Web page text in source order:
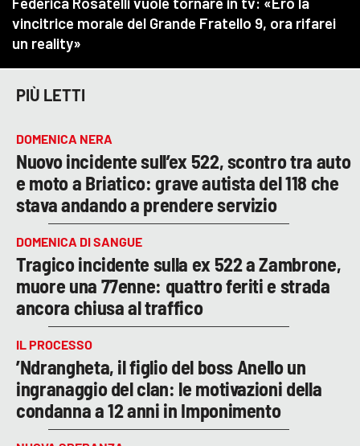
PIÙ LETTI
DOMENICA NERA
Nuovo incidente sull’ex 522, scontro tra auto
e moto a Briatico: grave autista del 118 che
stava andando a prendere servizio
DOMENICA DI SANGUE
Tragico incidente sulla ex 522 a Zambrone,
muore una 77enne: quattro feriti e strada
ancora chiusa al traffico
IL PROCESSO
’Ndrangheta, il figlio del boss Anello un
ingranaggio del clan: le motivazioni della
condanna a 12 anni in Imponimento